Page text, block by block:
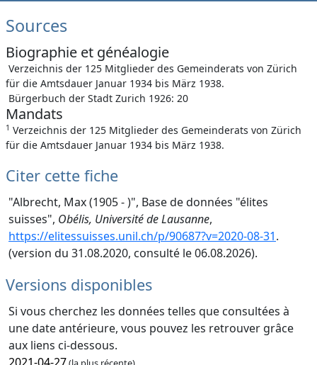
Sources
Biographie et généalogie
Verzeichnis der 125 Mitglieder des Gemeinderats von Zürich
für die Amtsdauer Januar 1934 bis März 1938.
Bürgerbuch der Stadt Zurich 1926: 20
Mandats
1 Verzeichnis der 125 Mitglieder des Gemeinderats von Zürich
für die Amtsdauer Januar 1934 bis März 1938.
Citer cette fiche
"Albrecht, Max (1905 - )", Base de données "élites
suisses", Obélis, Université de Lausanne,
https://elitessuisses.unil.ch/p/90687?v=2020-08-31.
(version du 31.08.2020, consulté le 06.08.2026).
Versions disponibles
Si vous cherchez les données telles que consultées à
une date antérieure, vous pouvez les retrouver grâce
aux liens ci-dessous.